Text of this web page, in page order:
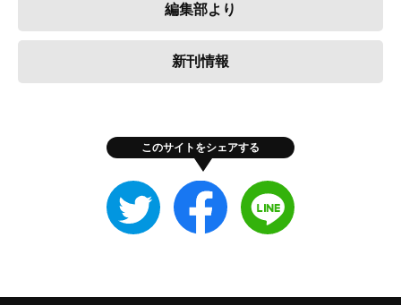
編集部より
新刊情報
このサイトをシェアする
Twitter
で
る
Facebook
で
る
で
る